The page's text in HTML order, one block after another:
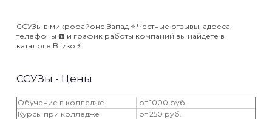
ССУЗы в микрорайоне Запад ⭐️ Честные отзывы, адреса,
телефоны ☎️ и график работы компаний вы найдёте в
каталоге Blizko ⚡️
ССУЗы - Цены
Обучение в колледже
от 1000 руб.
Курсы при колледже
от 250 руб.